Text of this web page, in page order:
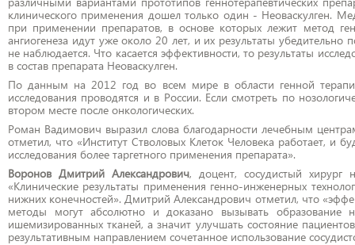
клинического применения дошел только один - Неоваскулген.
при применении препаратов, в основе которых лежит метод
ангиогенеза идут уже около 20 лет, и их результаты
не наблюдается. Что касается эффективности, то результаты
в состав препарата Неоваскулген.
По данным на 2012 год во всем мире в области генной
исследования проводятся и в России. Если смотреть по
втором месте после онкологических.
Роман Вадимович выразил слова благодарности лечебным
отметил, что «Институт Стволовых Клеток Человека работает, и
исследования более таргетного применения препарата».
Воронов Дмитрий Александрович, доцент, сосудистый хирург
«Клинические результаты применения генно-инженерных
нижних конечностей». Дмитрий Александрович отметил, что
методы могут абсолютно и доказано вызывать образование
ишемизированных тканей, а значит улучшать состояние
результативным направлением сочетанное использование